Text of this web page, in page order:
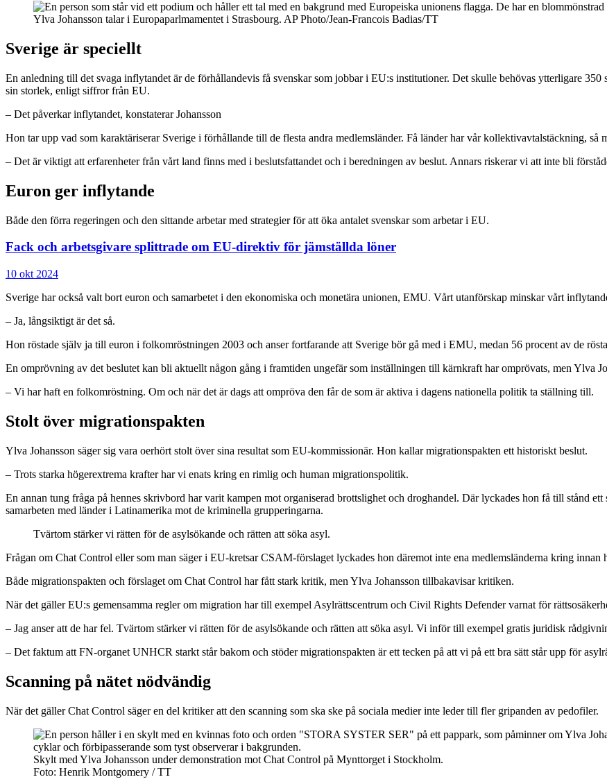
Ylva Johansson talar i Europaparlmamentet i Strasbourg. AP Photo/Jean-Francois Badias/TT
Sverige är speciellt
En anledning till det svaga inflytandet är de förhållandevis få svenskar som jobbar i EU:s institutioner. Det skulle behövas ytterligare
sin storlek, enligt siffror från EU.
– Det påverkar inflytandet, konstaterar Johansson
Hon tar upp vad som karaktäriserar Sverige i förhållande till de flesta andra medlemsländer. Få länder har vår kollektivavtalstäckning,
– Det är viktigt att erfarenheter från vårt land finns med i beslutsfattandet och i beredningen av beslut. Annars riskerar vi att inte bli
Euron ger inflytande
Både den förra regeringen och den sittande arbetar med strategier för att öka antalet svenskar som arbetar i EU.
Fack och arbetsgivare splittrade om EU-direktiv för jämställda löner
10 okt 2024
Sverige har också valt bort euron och samarbetet i den ekonomiska och monetära unionen, EMU. Vårt utanförskap minskar vårt
– Ja, långsiktigt är det så.
Hon röstade själv ja till euron i folkomröstningen 2003 och anser fortfarande att Sverige bör gå med i EMU, medan 56 procent av de
En omprövning av det beslutet kan bli aktuellt någon gång i framtiden ungefär som inställningen till kärnkraft har omprövats, men Ylva
– Vi har haft en folkomröstning. Om och när det är dags att ompröva den får de som är aktiva i dagens nationella politik ta ställning till.
Stolt över migrationspakten
Ylva Johansson säger sig vara oerhört stolt över sina resultat som EU-kommissionär. Hon kallar migrationspakten ett historiskt beslut.
– Trots starka högerextrema krafter har vi enats kring en rimlig och human migrationspolitik.
En annan tung fråga på hennes skrivbord har varit kampen mot organiserad brottslighet och droghandel. Där lyckades hon få till stånd
samarbeten med länder i Latinamerika mot de kriminella grupperingarna.
Tvärtom stärker vi rätten för de asylsökande och rätten att söka asyl.
Frågan om Chat Control eller som man säger i EU-kretsar CSAM-förslaget lyckades hon däremot inte ena medlemsländerna kring innan
Både migrationspakten och förslaget om Chat Control har fått stark kritik, men Ylva Johansson tillbakavisar kritiken.
När det gäller EU:s gemensamma regler om migration har till exempel Asylrättscentrum och Civil Rights Defender varnat för
– Jag anser att de har fel. Tvärtom stärker vi rätten för de asylsökande och rätten att söka asyl. Vi inför till exempel gratis juridisk
– Det faktum att FN-organet UNHCR starkt står bakom och stöder migrationspakten är ett tecken på att vi på ett bra sätt står upp för
Scanning på nätet nödvändig
När det gäller Chat Control säger en del kritiker att den scanning som ska ske på sociala medier inte leder till fler gripanden av pedofiler.
Skylt med Ylva Johansson under demonstration mot Chat Control på Mynttorget i Stockholm.
Foto: Henrik Montgomery / TT